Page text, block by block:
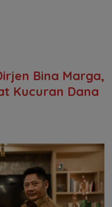
Bina Marga,
Kucuran Dana